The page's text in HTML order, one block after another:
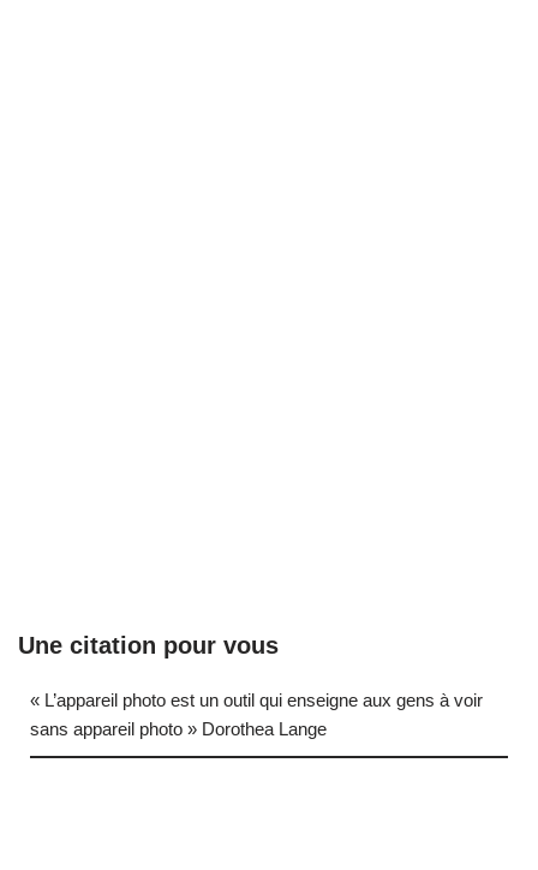
Une citation pour vous
« L’appareil photo est un outil qui enseigne aux gens à voir
sans appareil photo » Dorothea Lange